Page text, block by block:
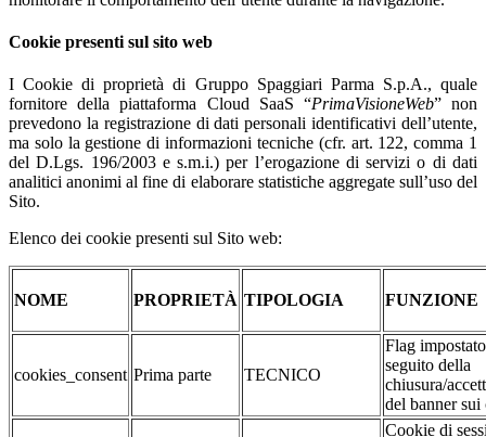
Cookie presenti sul sito web
I Cookie di proprietà di Gruppo Spaggiari Parma S.p.A., quale
fornitore della piattaforma Cloud SaaS “PrimaVisioneWeb” non
prevedono la registrazione di dati personali identificativi dell’utente,
ma solo la gestione di informazioni tecniche (cfr. art. 122, comma 1
del D.Lgs. 196/2003 e s.m.i.) per l’erogazione di servizi o di dati
analitici anonimi al fine di elaborare statistiche aggregate sull’uso del
Sito.
Elenco dei cookie presenti sul Sito web:
NOME PROPRIETÀ TIPOLOGIA FUNZIONE
cookies_consent Prima parte TECNICO
Flag
seguito della
chiusura/
del banner sui
Cookie di